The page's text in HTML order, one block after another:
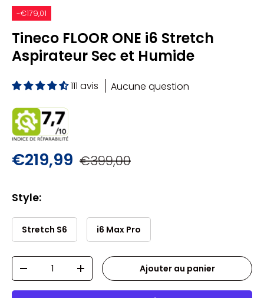
-€179,01
Tineco FLOOR ONE i6 Stretch
Aspirateur Sec et Humide
111 avis Aucune question
€219,99 €399,00
Style:
Stretch S6 i6 Max Pro
Qté
-
+ Ajouter au panier